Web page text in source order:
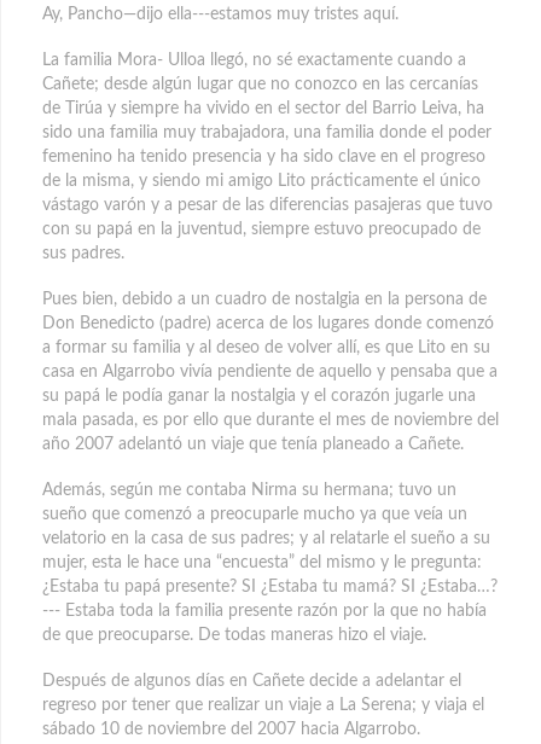
Ay, Pancho—dijo ella---estamos muy tristes aquí.
La familia Mora- Ulloa llegó, no sé exactamente cuando a
Cañete; desde algún lugar que no conozco en las cercanías
de Tirúa y siempre ha vivido en el sector del Barrio Leiva, ha
sido una familia muy trabajadora, una familia donde el poder
femenino ha tenido presencia y ha sido clave en el progreso
de la misma, y siendo mi amigo Lito prácticamente el único
vástago varón y a pesar de las diferencias pasajeras que tuvo
con su papá en la juventud, siempre estuvo preocupado de
sus padres.
Pues bien, debido a un cuadro de nostalgia en la persona de
Don Benedicto (padre) acerca de los lugares donde comenzó
a formar su familia y al deseo de volver allí, es que Lito en su
casa en Algarrobo vivía pendiente de aquello y pensaba que a
su papá le podía ganar la nostalgia y el corazón jugarle una
mala pasada, es por ello que durante el mes de noviembre del
año 2007 adelantó un viaje que tenía planeado a Cañete.
Además, según me contaba Nirma su hermana; tuvo un
sueño que comenzó a preocuparle mucho ya que veía un
velatorio en la casa de sus padres; y al relatarle el sueño a su
mujer, esta le hace una “encuesta” del mismo y le pregunta:
¿Estaba tu papá presente? SI ¿Estaba tu mamá? SI ¿Estaba…?
--- Estaba toda la familia presente razón por la que no había
de que preocuparse. De todas maneras hizo el viaje.
Después de algunos días en Cañete decide a adelantar el
regreso por tener que realizar un viaje a La Serena; y viaja el
sábado 10 de noviembre del 2007 hacia Algarrobo.